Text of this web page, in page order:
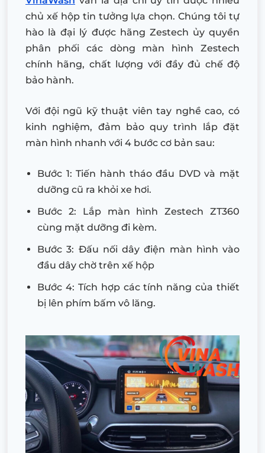
chủ xế hộp tin tưởng lựa chọn. Chúng tôi tự
hào là đại lý được hãng Zestech ủy quyền
phân phối các dòng màn hình Zestech
chính hãng, chất lượng với đầy đủ chế độ
bảo hành.
Với đội ngũ kỹ thuật viên tay nghề cao, có
kinh nghiệm, đảm bảo quy trình lắp đặt
màn hình nhanh với 4 bước cơ bản sau:
Bước 1: Tiến hành tháo đầu DVD và mặt
dưỡng cũ ra khỏi xe hơi.
Bước 2: Lắp màn hình Zestech ZT360
cùng mặt dưỡng đi kèm.
Bước 3: Đấu nối dây điện màn hình vào
đầu dây chờ trên xế hộp
Bước 4: Tích hợp các tính năng của thiết
bị lên phím bấm vô lăng.